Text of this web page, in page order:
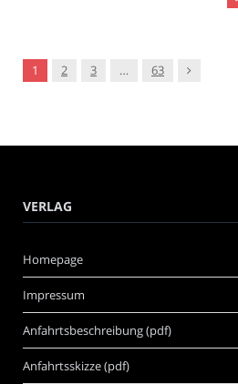
1 2 3 … 63 Nachfolger
VERLAG
Homepage
Impressum
Anfahrtsbeschreibung (pdf)
Anfahrtsskizze (pdf)